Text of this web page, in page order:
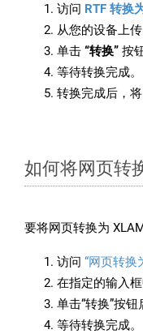
访问 RTF 转换
从您的设备上传
单击 “转换” 按
等待转换完成。
转换完成后，将
如何将网页转
要将网页转换为
访问 “网页转换
在指定的输入框
单击“转换”按钮
等待转换完成。